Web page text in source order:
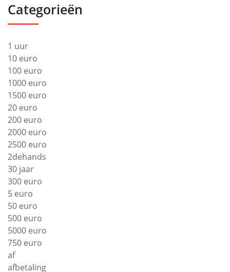
Categorieën
1 uur
10 euro
100 euro
1000 euro
1500 euro
20 euro
200 euro
2000 euro
2500 euro
2dehands
30 jaar
300 euro
5 euro
50 euro
500 euro
5000 euro
750 euro
af
afbetaling